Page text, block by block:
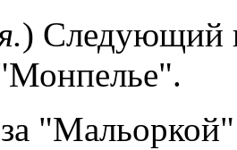
) Следующий